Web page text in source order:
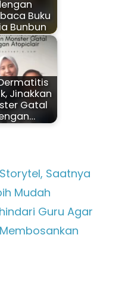
Buku
Bunbun
Jinakkan
Gatal
Saatnya
Mudah
Guru Agar